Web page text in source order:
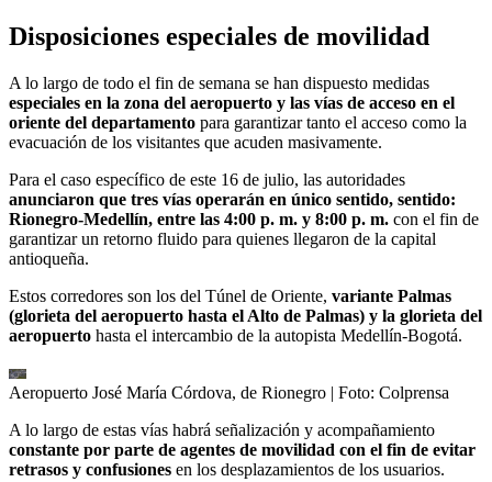
Disposiciones especiales de movilidad
A lo largo de todo el fin de semana se han dispuesto medidas
especiales en la zona del aeropuerto y las vías de acceso en el
oriente del departamento para garantizar tanto el acceso como la
evacuación de los visitantes que acuden masivamente.
Para el caso específico de este 16 de julio, las autoridades
anunciaron que tres vías operarán en único sentido, sentido:
Rionegro-Medellín, entre las 4:00 p. m. y 8:00 p. m. con el fin de
garantizar un retorno fluido para quienes llegaron de la capital
antioqueña.
Estos corredores son los del Túnel de Oriente, variante Palmas
(glorieta del aeropuerto hasta el Alto de Palmas) y la glorieta del
aeropuerto hasta el intercambio de la autopista Medellín-Bogotá.
Aeropuerto José María Córdova, de Rionegro | Foto: Colprensa
A lo largo de estas vías habrá señalización y acompañamiento
constante por parte de agentes de movilidad con el fin de evitar
retrasos y confusiones en los desplazamientos de los usuarios.